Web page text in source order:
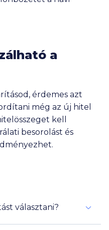
a
érdemes azt
még az új hitel
kell
besorolást és
választani?